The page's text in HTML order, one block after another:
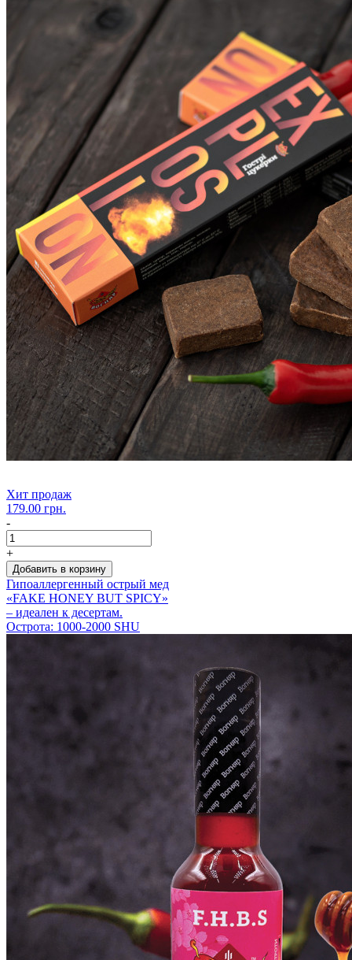
Хит продаж
179.00 грн.
-
+
Добавить в корзину
Гипоаллергенный острый мед
«FAKE HONEY BUT SPICY»
– идеален к десертам.
Острота: 1000-2000 SHU